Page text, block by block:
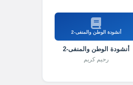
أنشودة الوطن والمنفى-2
أنشودة الوطن والمنفى-2
رحيم كريم